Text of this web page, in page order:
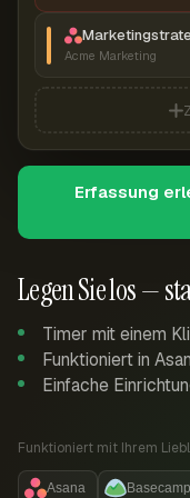
Legen Sie los —
Timer mit einem
Funktioniert in
Einfache
Funktioniert mit Ihrem
Asana Basecamp
Acme Marketing
Erfassung